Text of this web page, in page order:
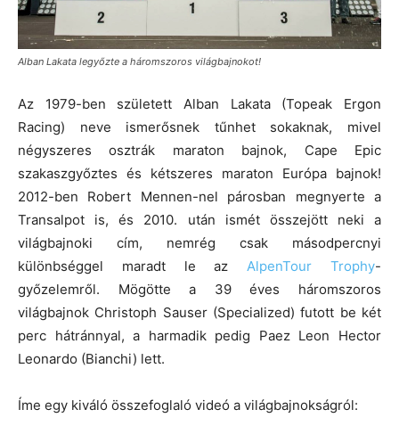
Alban Lakata legyőzte a háromszoros világbajnokot!
Az 1979-ben született Alban Lakata (Topeak Ergon
Racing) neve ismerősnek tűnhet sokaknak, mivel
négyszeres osztrák maraton bajnok, Cape Epic
szakaszgyőztes és kétszeres maraton Európa bajnok!
2012-ben Robert Mennen-nel párosban megnyerte a
Transalpot is, és 2010. után ismét összejött neki a
világbajnoki cím, nemrég csak másodpercnyi
különbséggel maradt le az AlpenTour Trophy-
győzelemről. Mögötte a 39 éves háromszoros
világbajnok Christoph Sauser (Specialized) futott be két
perc hátránnyal, a harmadik pedig Paez Leon Hector
Leonardo (Bianchi) lett.
Íme egy kiváló összefoglaló videó a világbajnokságról: